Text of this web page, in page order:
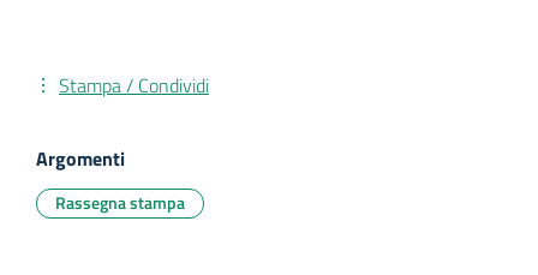
Stampa / Condividi
Argomenti
Rassegna stampa